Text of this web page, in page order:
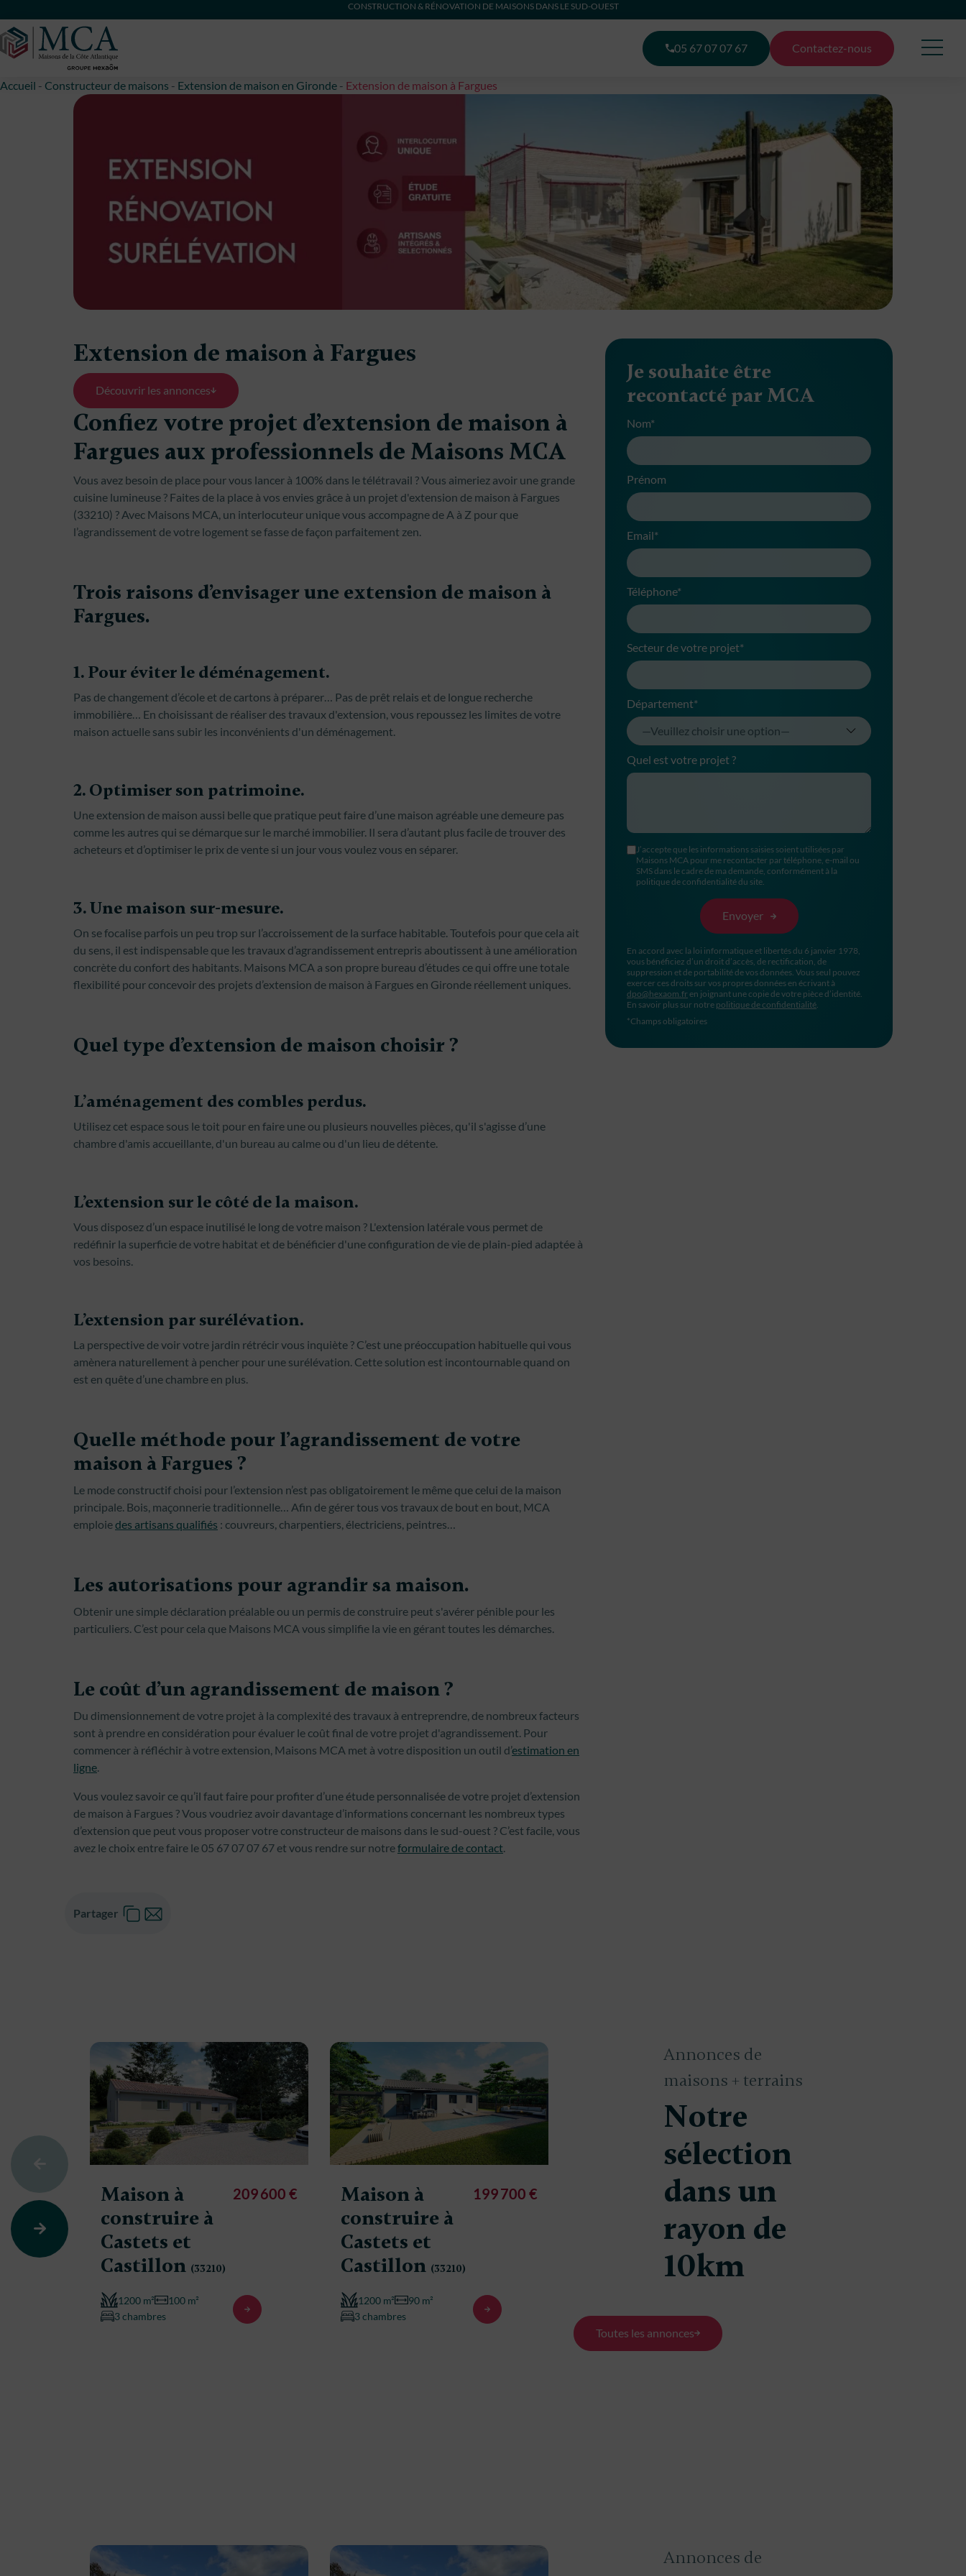
CONSTRUCTION & RÉNOVATION DE MAISONS DANS LE SUD-OUEST
05 67 07 07 67 Contactez-nous
Accueil - Constructeur de maisons - Extension de maison en Gironde - Extension de maison à Fargues
Extension de maison à Fargues
Découvrir les annonces
Confiez votre projet d’extension de maison à
Fargues aux professionnels de Maisons MCA
Vous avez besoin de place pour vous lancer à 100% dans le télétravail ? Vous aimeriez avoir une grande
cuisine lumineuse ? Faites de la place à vos envies grâce à un projet d'extension de maison à Fargues
(33210) ? Avec Maisons MCA, un interlocuteur unique vous accompagne de A à Z pour que
l’agrandissement de votre logement se fasse de façon parfaitement zen.
Trois raisons d’envisager une extension de maison à
Fargues.
1. Pour éviter le déménagement.
Pas de changement d’école et de cartons à préparer… Pas de prêt relais et de longue recherche
immobilière… En choisissant de réaliser des travaux d'extension, vous repoussez les limites de votre
maison actuelle sans subir les inconvénients d'un déménagement.
2. Optimiser son patrimoine.
Une extension de maison aussi belle que pratique peut faire d’une maison agréable une demeure pas
comme les autres qui se démarque sur le marché immobilier. Il sera d’autant plus facile de trouver des
acheteurs et d’optimiser le prix de vente si un jour vous voulez vous en séparer.
3. Une maison sur-mesure.
On se focalise parfois un peu trop sur l’accroissement de la surface habitable. Toutefois pour que cela ait
du sens, il est indispensable que les travaux d’agrandissement entrepris aboutissent à une amélioration
concrète du confort des habitants. Maisons MCA a son propre bureau d’études ce qui offre une totale
flexibilité pour concevoir des projets d’extension de maison à Fargues en Gironde réellement uniques.
Quel type d’extension de maison choisir ?
L’aménagement des combles perdus.
Utilisez cet espace sous le toit pour en faire une ou plusieurs nouvelles pièces, qu'il s'agisse d’une
chambre d'amis accueillante, d'un bureau au calme ou d'un lieu de détente.
L’extension sur le côté de la maison.
Vous disposez d’un espace inutilisé le long de votre maison ? L'extension latérale vous permet de
redéfinir la superficie de votre habitat et de bénéficier d'une configuration de vie de plain-pied adaptée à
vos besoins.
L’extension par surélévation.
La perspective de voir votre jardin rétrécir vous inquiète ? C’est une préoccupation habituelle qui vous
amènera naturellement à pencher pour une surélévation. Cette solution est incontournable quand on
est en quête d’une chambre en plus.
Quelle méthode pour l’agrandissement de votre
maison à Fargues ?
Le mode constructif choisi pour l’extension n’est pas obligatoirement le même que celui de la maison
principale. Bois, maçonnerie traditionnelle… Afin de gérer tous vos travaux de bout en bout, MCA
emploiedes artisans qualifiés : couvreurs, charpentiers, électriciens, peintres…
Les autorisations pour agrandir sa maison.
Obtenir une simple déclaration préalable ou un permis de construire peut s'avérer pénible pour les
particuliers. C’est pour cela que Maisons MCA vous simplifie la vie en gérant toutes les démarches.
Le coût d’un agrandissement de maison ?
Du dimensionnement de votre projet à la complexité des travaux à entreprendre, de nombreux facteurs
sont à prendre en considération pour évaluer le coût final de votre projet d'agrandissement. Pour
commencer à réfléchir à votre extension, Maisons MCA met à votre disposition un outil d’estimation en
ligne
Vous voulez savoir ce qu’il faut faire pour profiter d’une étude personnalisée de votre projet d’extension
de maison à Fargues ? Vous voudriez avoir davantage d’informations concernant les nombreux types
d’extension que peut vous proposer votre constructeur de maisons dans le sud-ouest ? C’est facile, vous
avez le choix entre faire le 05 67 07 07 67 et vous rendre sur notreformulaire de contact
Partager
Je souhaite être
recontacté par MCA
Nom*
Prénom
Email*
Téléphone*
Secteur de votre projet*
Département*
Quel est votre projet ?
J’accepte que les informations saisies soient utilisées par
Maisons MCA pour me recontacter par téléphone, e-mail ou
SMS dans le cadre de ma demande, conformément à la
politique de confidentialité du site.
En accord avec la loi informatique et libertés du 6 janvier 1978,
vous bénéficiez d’un droit d’accès, de rectification, de
suppression et de portabilité de vos données. Vous seul pouvez
exercer ces droits sur vos propres données en écrivant à
dpo@hexaom.fr en joignant une copie de votre pièce d’identité.
En savoir plus sur notre politique de confidentialité
*Champs obligatoires
Annonces de
maisons + terrains
Notre
sélection
dans un
rayon de
10km
Maison à
construire à
Castets et
Castillon (33210)
1200 m²
100 m²
3 chambres
209 600 €
Maison à
construire à
Castets et
Castillon (33210)
1200 m²
90 m²
3 chambres
199 700 €
construire à
Castets et
Castillon
(33210)
3 chambres
197 700 €
Toutes les annonces
Annonces de